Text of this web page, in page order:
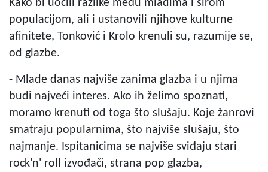
Kako bi uočili razlike među mladima i širom
populacijom, ali i ustanovili njihove kulturne
afinitete, Tonković i Krolo krenuli su, razumije se,
od glazbe.
- Mlade danas najviše zanima glazba i u njima
budi najveći interes. Ako ih želimo spoznati,
moramo krenuti od toga što slušaju. Koje žanrovi
smatraju popularnima, što najviše slušaju, što
najmanje. Ispitanicima se najviše sviđaju stari
rock'n' roll izvođači, strana pop glazba,